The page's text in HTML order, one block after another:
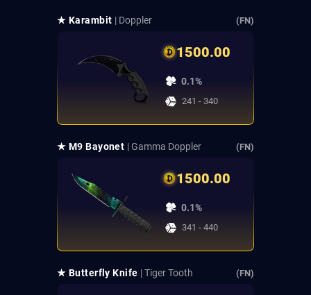
★ Karambit | Doppler (FN)
1500.00
0.1%
241 - 340
★ M9 Bayonet | Gamma Doppler (FN)
1500.00
0.1%
341 - 440
★ Butterfly Knife | Tiger Tooth (FN)